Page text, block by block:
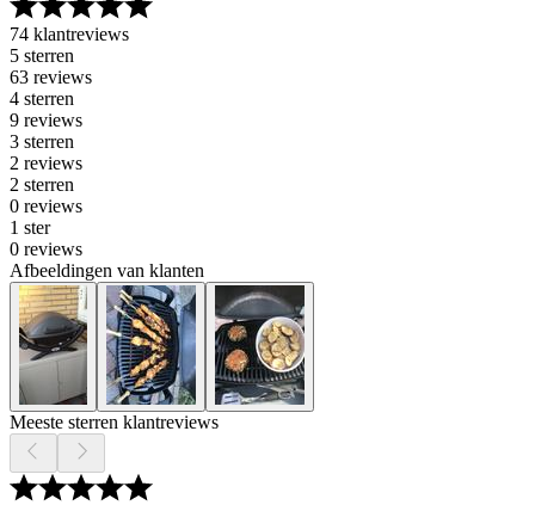
74 klantreviews
5 sterren
63 reviews
4 sterren
9 reviews
3 sterren
2 reviews
2 sterren
0 reviews
1 ster
0 reviews
Afbeeldingen van klanten
Meeste sterren klantreviews